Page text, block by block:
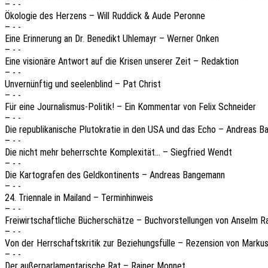
– - -
Ökolo­gie des Herzens – Will Ruddick & Aude Peronne
– - -
Eine Erin­ne­rung an Dr. Bene­dikt Uhle­mayr – Werner Onken
– - -
Eine visio­nä­re Antwort auf die Krisen unse­rer Zeit – Redaktion
– - -
Unver­nünf­tig und seelen­blind – Pat Christ
– - -
Für eine Jour­na­lis­mus-Poli­tik! – Ein Kommen­tar von Felix Schneider
– - -
Die repu­bli­ka­ni­sche Pluto­kra­tie in den USA und das Echo – Andre­as
– - -
Die nicht mehr beherrsch­te Komple­xi­tät… – Sieg­fried Wendt
– - -
Die Karto­gra­fen des Geld­kon­ti­nents – Andre­as Bangemann
– - -
24. Trien­na­le in Mailand – Terminhinweis
– - -
Frei­wirt­schaft­li­che Bücher­schät­ze – Buch­vor­stel­lun­gen von Anselm
– - -
Von der Herr­schafts­kri­tik zur Bezie­hungs­fül­le – Rezen­si­on von
– - -